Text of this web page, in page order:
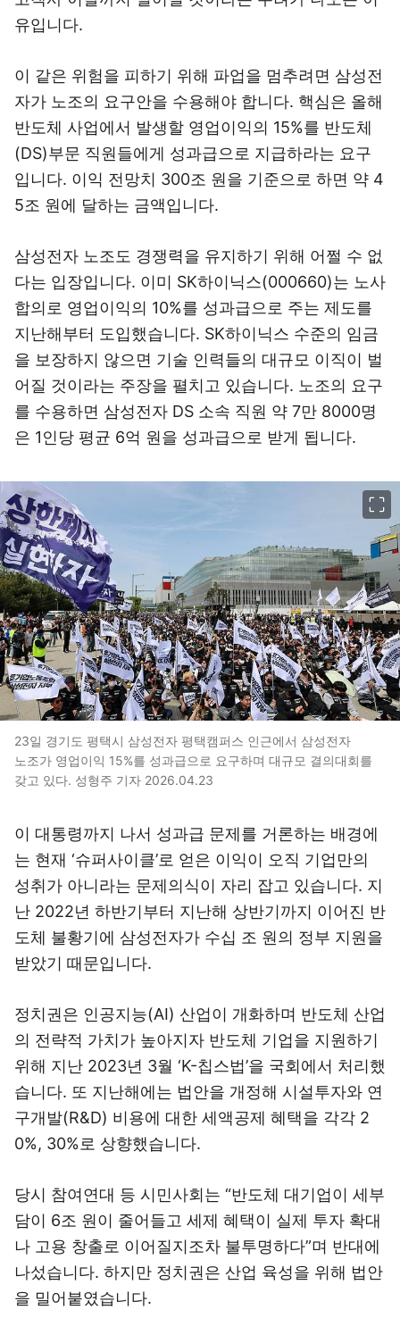
유입니다.
이 같은 위험을 피하기 위해 파업을 멈추려면 삼성전
자가 노조의 요구안을 수용해야 합니다. 핵심은 올해
반도체 사업에서 발생할 영업이익의 15%를 반도체
(DS)부문 직원들에게 성과급으로 지급하라는 요구
입니다. 이익 전망치 300조 원을 기준으로 하면 약 4
5조 원에 달하는 금액입니다.
삼성전자 노조도 경쟁력을 유지하기 위해 어쩔 수 없
다는 입장입니다. 이미 SK하이닉스(000660)는 노사
합의로 영업이익의 10%를 성과급으로 주는 제도를
지난해부터 도입했습니다. SK하이닉스 수준의 임금
을 보장하지 않으면 기술 인력들의 대규모 이직이 벌
어질 것이라는 주장을 펼치고 있습니다. 노조의 요구
를 수용하면 삼성전자 DS 소속 직원 약 7만 8000명
은 1인당 평균 6억 원을 성과급으로 받게 됩니다.
23일 경기도 평택시 삼성전자 평택캠퍼스 인근에서 삼성전자
노조가 영업이익 15%를 성과급으로 요구하며 대규모 결의대회를
갖고 있다. 성형주 기자 2026.04.23
이 대통령까지 나서 성과급 문제를 거론하는 배경에
는 현재 ‘슈퍼사이클’로 얻은 이익이 오직 기업만의
성취가 아니라는 문제의식이 자리 잡고 있습니다. 지
난 2022년 하반기부터 지난해 상반기까지 이어진 반
도체 불황기에 삼성전자가 수십 조 원의 정부 지원을
받았기 때문입니다.
정치권은 인공지능(AI) 산업이 개화하며 반도체 산업
의 전략적 가치가 높아지자 반도체 기업을 지원하기
위해 지난 2023년 3월 ‘K-칩스법’을 국회에서 처리했
습니다. 또 지난해에는 법안을 개정해 시설투자와 연
구개발(R&D) 비용에 대한 세액공제 혜택을 각각 2
0%, 30%로 상향했습니다.
당시 참여연대 등 시민사회는 “반도체 대기업이 세부
담이 6조 원이 줄어들고 세제 혜택이 실제 투자 확대
나 고용 창출로 이어질지조차 불투명하다”며 반대에
나섰습니다. 하지만 정치권은 산업 육성을 위해 법안
을 밀어붙였습니다.